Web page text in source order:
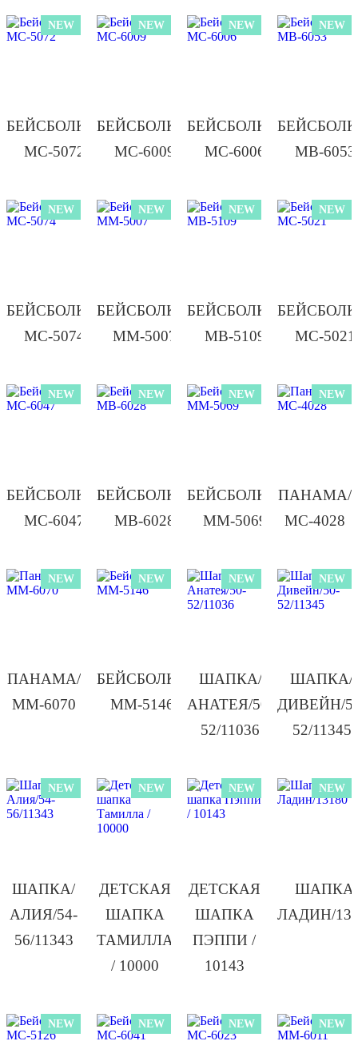
NEW
БЕЙСБОЛКА/
МС-5072
NEW
БЕЙСБОЛКА/
МС-6009
NEW
БЕЙСБОЛКА/
МС-6006
NEW
МВ-6053
NEW
БЕЙСБОЛКА/
МС-5074
NEW
БЕЙСБОЛКА/
ММ-5007
NEW
БЕЙСБОЛКА/
МВ-5109
NEW
МС-5021
NEW
БЕЙСБОЛКА/
МС-6047
NEW
БЕЙСБОЛКА/
МВ-6028
NEW
БЕЙСБОЛКА/
ММ-5069
NEW
ПАНАМА/
МС-4028
NEW
ПАНАМА/
ММ-6070
NEW
БЕЙСБОЛКА
ММ-5146
NEW
ШАПКА/
АНАТЕЯ/50-
52/11036
NEW
ШАПКА/
ДИВЕЙН/
52/11345
NEW
ШАПКА/
АЛИЯ/54-
56/11343
NEW
ДЕТСКАЯ
ШАПКА
ТАМИЛЛА
/ 10000
NEW
ДЕТСКАЯ
ШАПКА
ПЭППИ /
10143
NEW
ШАПКА/
ЛАДИН/
NEW NEW NEW NEW